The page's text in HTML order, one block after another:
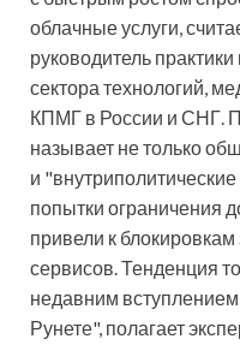
облачные услуги,
руководитель
сектора технологий,
КПМГ в России и СНГ.
называет не только
и
попытки ограничения
привели к
сервисов. Тенденция
недавним
Рунете", полагает